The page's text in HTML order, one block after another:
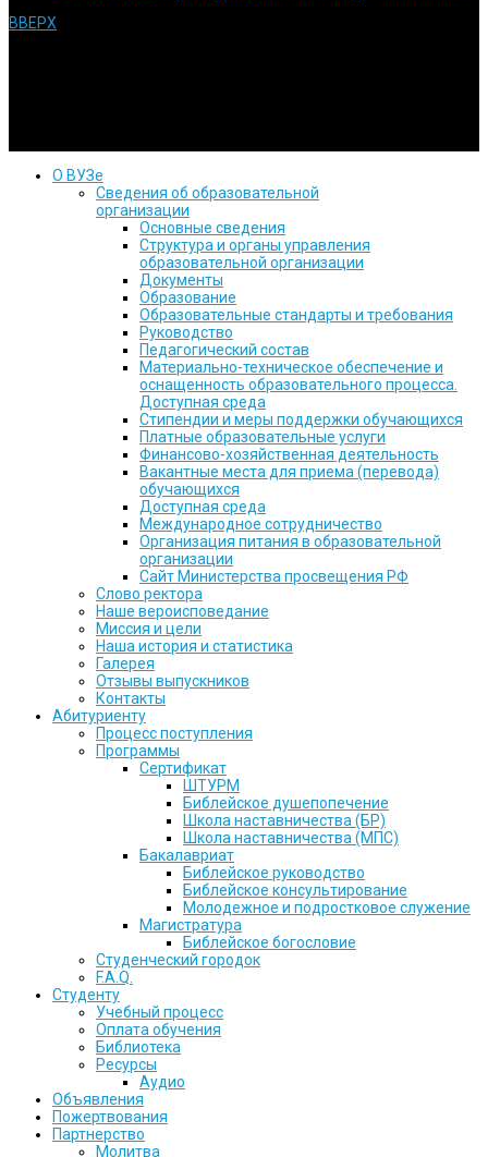
ВВЕРХ
О ВУЗе
Сведения об образовательной
организации
Основные сведения
Структура и органы управления
образовательной организации
Документы
Образование
Образовательные стандарты и требования
Руководство
Педагогический состав
Материально-техническое обеспечение и
оснащенность образовательного процесса.
Доступная среда
Стипендии и меры поддержки обучающихся
Платные образовательные услуги
Финансово-хозяйственная деятельность
Вакантные места для приема (перевода)
обучающихся
Доступная среда
Международное сотрудничество
Организация питания в образовательной
организации
Сайт Министерства просвещения РФ
Слово ректора
Наше вероисповедание
Миссия и цели
Наша история и статистика
Галерея
Отзывы выпускников
Контакты
Абитуриенту
Процесс поступления
Программы
Сертификат
ШТУРМ
Библейское душепопечение
Школа наставничества (БР)
Школа наставничества (МПС)
Бакалавриат
Библейское руководство
Библейское консультирование
Молодежное и подростковое служение
Магистратура
Библейское богословие
Студенческий городок
F.A.Q.
Студенту
Учебный процесс
Оплата обучения
Библиотека
Ресурсы
Аудио
Объявления
Пожертвования
Партнерство
Молитва